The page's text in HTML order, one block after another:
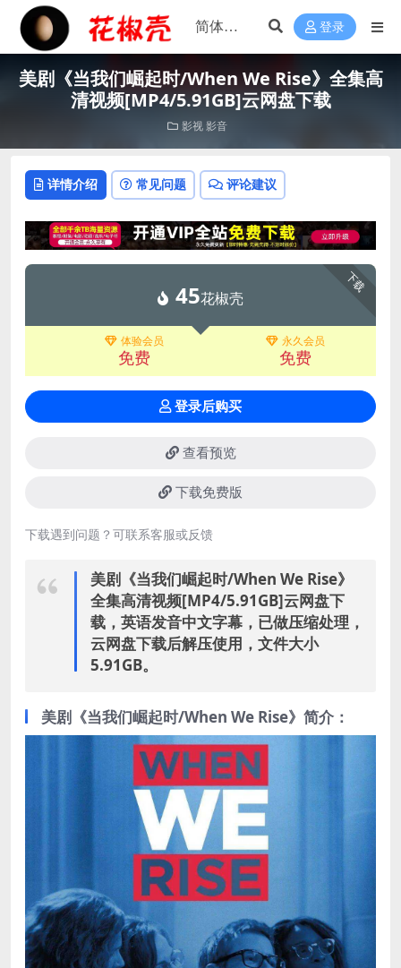
登录
美剧《当我们崛起时/When We Rise》全集高
清视频[MP4/5.91GB]云网盘下载
影视 影音
详情介绍 常见问题 评论建议
下载
45花椒壳
体验会员
免费
永久会员
免费
登录后购买
查看预览
下载免费版
下载遇到问题？可联系客服或反馈
美剧《当我们崛起时/When We Rise》
全集高清视频[MP4/5.91GB]云网盘下
载，英语发音中文字幕，已做压缩处理，
云网盘下载后解压使用，文件大小
5.91GB。
美剧《当我们崛起时/When We Rise》简介：